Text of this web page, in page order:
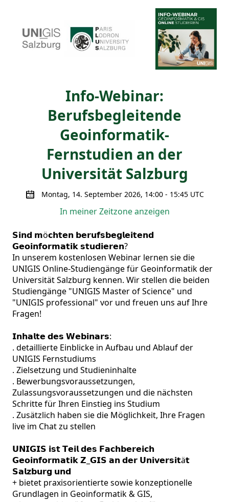
Info-Webinar:
Berufsbegleitende
Geoinformatik-
Fernstudien an der
Universität Salzburg
Montag, 14. September 2026, 14:00 - 15:45 UTC
In meiner Zeitzone anzeigen
𝗦𝗶𝗻𝗱 𝗺ö𝗰𝗵𝘁𝗲𝗻 𝗯𝗲𝗿𝘂𝗳𝘀𝗯𝗲𝗴𝗹𝗲𝗶𝘁𝗲𝗻𝗱
𝗚𝗲𝗼𝗶𝗻𝗳𝗼𝗿𝗺𝗮𝘁𝗶𝗸 𝘀𝘁𝘂𝗱𝗶𝗲𝗿𝗲𝗻?
In unserem kostenlosen Webinar lernen sie die
UNIGIS Online-Studiengänge für Geoinformatik der
Universität Salzburg kennen. Wir stellen die beiden
Studiengänge "UNIGIS Master of Science" und
"UNIGIS professional" vor und freuen uns auf Ihre
Fragen!
𝗜𝗻𝗵𝗮𝗹𝘁𝗲 𝗱𝗲𝘀 𝗪𝗲𝗯𝗶𝗻𝗮𝗿𝘀:
. detaillierte Einblicke in Aufbau und Ablauf der
UNIGIS Fernstudiums
. Zielsetzung und Studieninhalte
. Bewerbungsvoraussetzungen,
Zulassungsvoraussetzungen und die nächsten
Schritte für Ihren Einstieg ins Studium
. Zusätzlich haben sie die Möglichkeit, Ihre Fragen
live im Chat zu stellen
𝗨𝗡𝗜𝗚𝗜𝗦 𝗶𝘀𝘁 𝗧𝗲𝗶𝗹 𝗱𝗲𝘀 𝗙𝗮𝗰𝗵𝗯𝗲𝗿𝗲𝗶𝗰𝗵
𝗚𝗲𝗼𝗶𝗻𝗳𝗼𝗿𝗺𝗮𝘁𝗶𝗸 𝗭_𝗚𝗜𝗦 𝗮𝗻 𝗱𝗲𝗿 𝗨𝗻𝗶𝘃𝗲𝗿𝘀𝗶𝘁ä𝘁
𝗦𝗮𝗹𝘇𝗯𝘂𝗿𝗴 𝘂𝗻𝗱
+ bietet praxisorientierte sowie konzeptionelle
Grundlagen in Geoinformatik & GIS,